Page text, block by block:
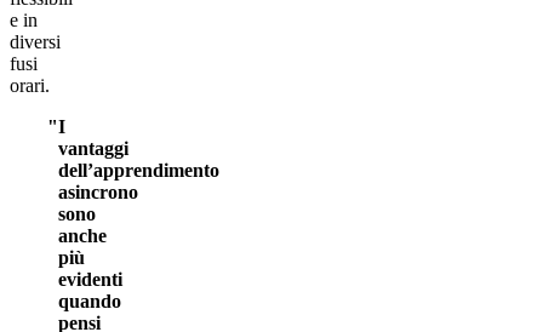
e in
diversi
fusi
orari.
I
vantaggi
dell’apprendimento
asincrono
sono
anche
più
evidenti
quando
pensi